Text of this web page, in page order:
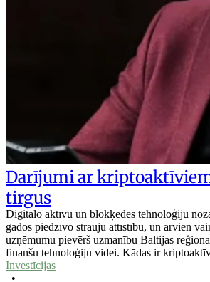
Darījumi ar
tirgus
Digitālo aktīvu un blokķēdes tehnoloģiju
gados piedzīvo strauju attīstību, un arvien
uzņēmumu pievērš uzmanību Baltijas
finanšu tehnoloģiju videi. Kādas ir
Investīcijas
•